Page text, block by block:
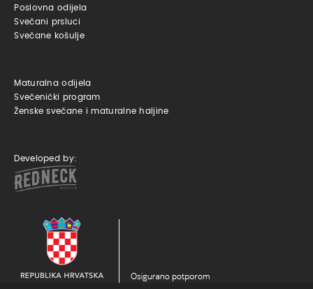
Poslovna odijela
Svečani prsluci
Svečane košulje
Maturalna odijela
Svečenićki program
Ženske svečane i maturalne haljine
Developed by: